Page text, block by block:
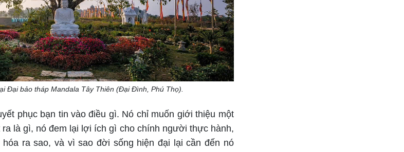
Đại bảo tháp Mandala Tây Thiên (Đại Đình, Phú Thọ).
phục bạn tin vào điều gì. Nó chỉ muốn giới thiệu một
ra là gì, nó đem lại lợi ích gì cho chính người thực hành,
ra sao, và vì sao đời sống hiện đại lại cần đến nó